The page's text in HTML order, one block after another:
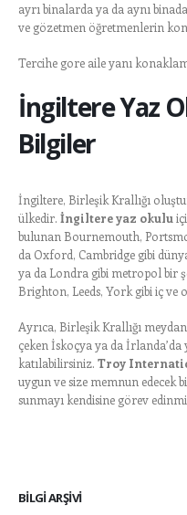
ayrı binalarda ya da aynı
ve gözetmen öğretmenlerin
Tercihe gore aile yanı
İngiltere Yaz
Bilgiler
İngiltere, Birleşik Krallığı
ülkedir. İngiltere yaz okulu
bulunan Bournemouth,
da Oxford, Cambridge gibi
ya da Londra gibi metropol bir
Brighton, Leeds, York gibi iç
Ayrıca, Birleşik Krallığı
çeken İskoçya ya da
katılabilirsiniz. Troy
uygun ve size memnun edecek
sunmayı kendisine görev
BILGI ARŞIVI